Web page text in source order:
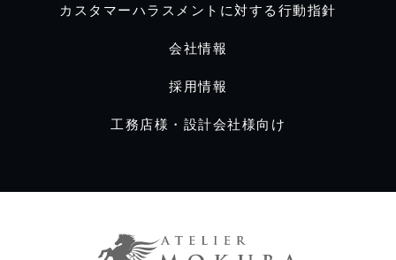
カスタマーハラスメントに対する行動指針
会社情報
採用情報
工務店様・設計会社様向け